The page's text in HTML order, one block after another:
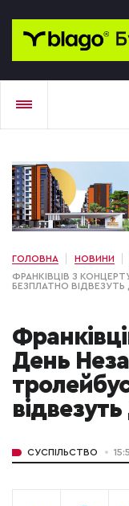
ГОЛОВНА НОВИНИ
ФРАНКІВЦІВ З
БЕЗПЛАТНО
День
СУСПІЛЬСТВО